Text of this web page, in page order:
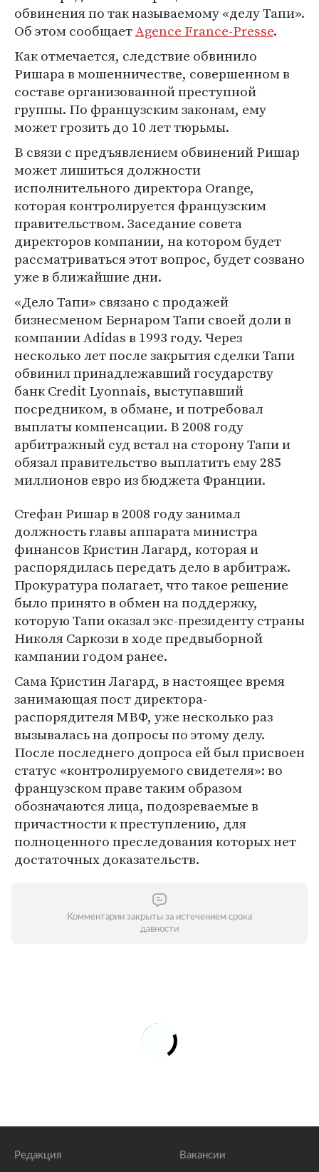
обвинения по так называемому «делу Тапи».
Об этом сообщаетAgence France-Presse.
Как отмечается, следствие обвинило
Ришара в мошенничестве, совершенном в
составе организованной преступной
группы. По французским законам, ему
может грозить до 10 лет тюрьмы.
В связи с предъявлением обвинений Ришар
может лишиться должности
исполнительного директора Orange,
которая контролируется французским
правительством. Заседание совета
директоров компании, на котором будет
рассматриваться этот вопрос, будет созвано
уже в ближайшие дни.
«Дело Тапи» связано с продажей
бизнесменом Бернаром Тапи своей доли в
компании Adidas в 1993 году. Через
несколько лет после закрытия сделки Тапи
обвинил принадлежавший государству
банк Credit Lyonnais, выступавший
посредником, в обмане, и потребовал
выплаты компенсации. В 2008 году
арбитражный суд встал на сторону Тапи и
обязал правительство выплатить ему 285
миллионов евро из бюджета Франции.
Стефан Ришар в 2008 году занимал
должность главы аппарата министра
финансов Кристин Лагард, которая и
распорядилась передать дело в арбитраж.
Прокуратура полагает, что такое решение
было принято в обмен на поддержку,
которую Тапи оказал экс-президенту страны
Николя Саркози в ходе предвыборной
кампании годом ранее.
Сама Кристин Лагард, в настоящее время
занимающая пост директора-
распорядителя МВФ, уже несколько раз
вызывалась на допросы по этому делу.
После последнего допроса ей был присвоен
статус «контролируемого свидетеля»: во
французском праве таким образом
обозначаются лица, подозреваемые в
причастности к преступлению, для
полноценного преследования которых нет
достаточных доказательств.
Комментарии закрыты за истечением срока
давности
Редакция Вакансии